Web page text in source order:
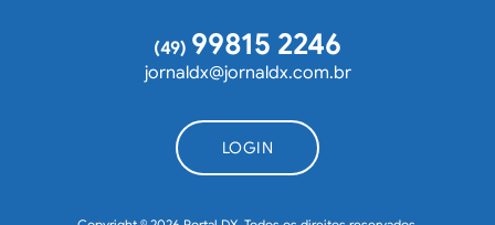
(49) 99815 2246
jornaldx@jornaldx.com.br
LOGIN